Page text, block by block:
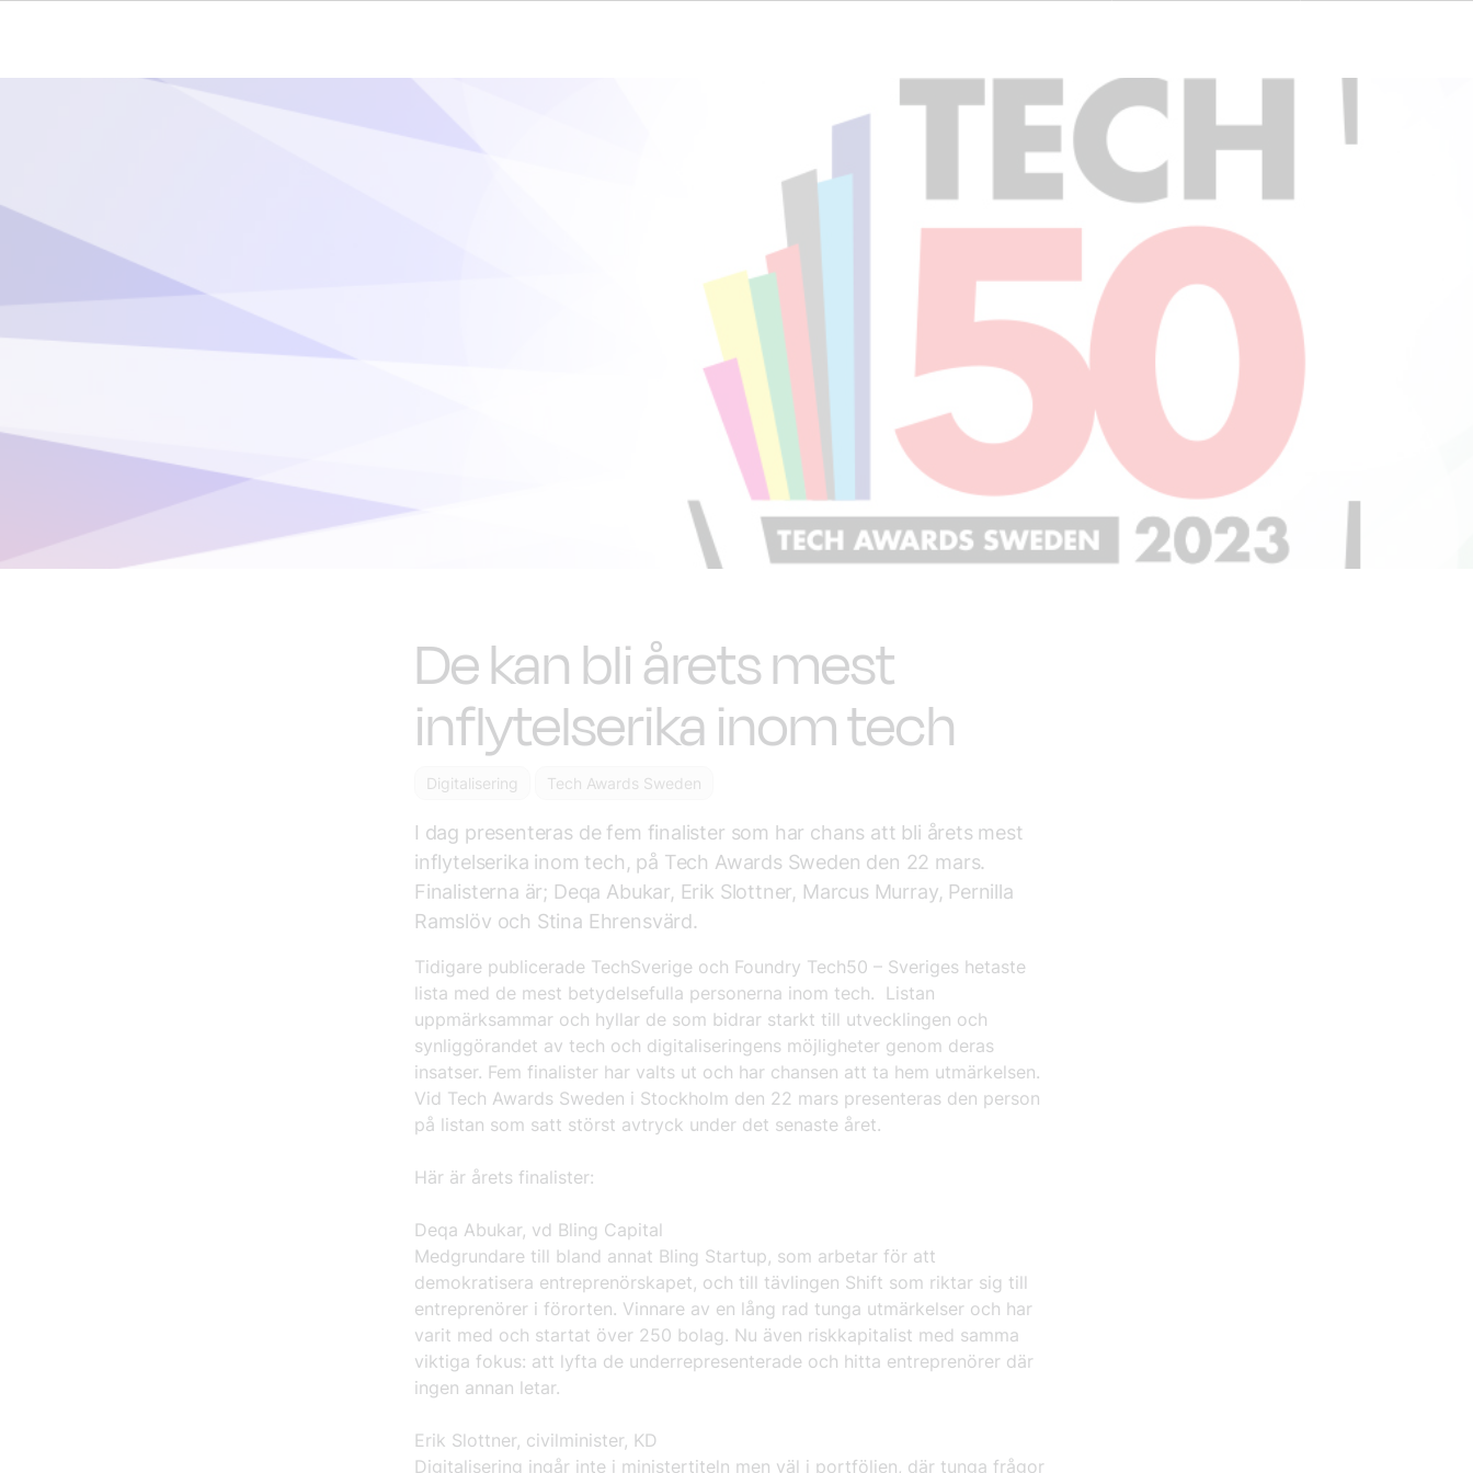
De kan bli årets mest
inflytelserika inom tech
Digitalisering Tech Awards Sweden
I dag presenteras de fem finalister som har chans att bli årets mest
inflytelserika inom tech, på Tech Awards Sweden den 22 mars.
Finalisterna är; Deqa Abukar, Erik Slottner, Marcus Murray, Pernilla
Ramslöv och Stina Ehrensvärd.
Tidigare publicerade TechSverige och Foundry Tech50 – Sveriges hetaste
lista med de mest betydelsefulla personerna inom tech. Listan
uppmärksammar och hyllar de som bidrar starkt till utvecklingen och
synliggörandet av tech och digitaliseringens möjligheter genom deras
insatser. Fem finalister har valts ut och har chansen att ta hem utmärkelsen.
Vid Tech Awards Sweden i Stockholm den 22 mars presenteras den person
på listan som satt störst avtryck under det senaste året.
Här är årets finalister:
Deqa Abukar, vd Bling Capital
Medgrundare till bland annat Bling Startup, som arbetar för att
demokratisera entreprenörskapet, och till tävlingen Shift som riktar sig till
entreprenörer i förorten. Vinnare av en lång rad tunga utmärkelser och har
varit med och startat över 250 bolag. Nu även riskkapitalist med samma
viktiga fokus: att lyfta de underrepresenterade och hitta entreprenörer där
ingen annan letar.
Erik Slottner, civilminister, KD
Digitalisering ingår inte i ministertiteln men väl i portföljen, där tunga frågor